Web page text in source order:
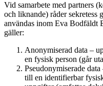
Vid samarbete med partners
och liknande) råder sekretess
användas inom Eva Bodfäldt
gäller:
Anonymiserad data –
en fysisk person (går
Pseudonymiserade
till en identifierbar